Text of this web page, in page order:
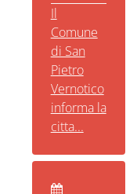
Il
Comune
di San
Pietro
Vernotico
informa la
citta...